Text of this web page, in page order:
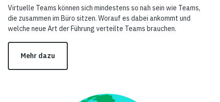
Virtuelle Teams können sich mindestens so nah sein wie Teams,
die zusammen im Büro sitzen. Worauf es dabei ankommt und
welche neue Art der Führung verteilte Teams brauchen.
Mehr dazu